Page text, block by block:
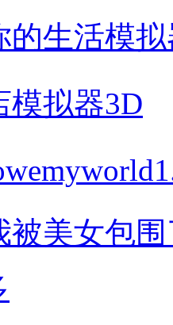
的生活模
模拟器3D
被美女包